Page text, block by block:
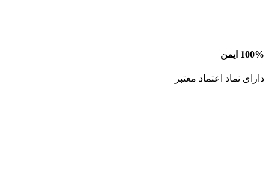
100% ایمن
دارای نماد اعتماد معتبر